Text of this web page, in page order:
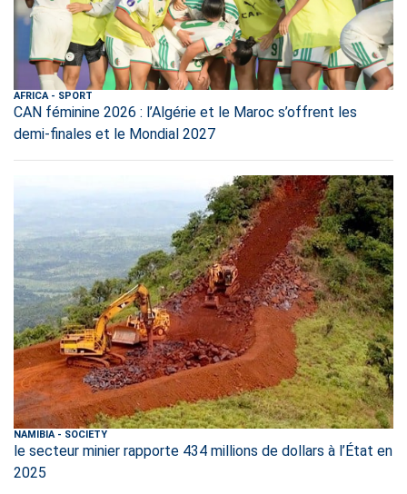
AFRICA- SPORT
CAN féminine 2026 : l’Algérie et le Maroc s’offrent les
demi-finales et le Mondial 2027
NAMIBIA - SOCIETY
le secteur minier rapporte 434 millions de dollars à l’État en
2025